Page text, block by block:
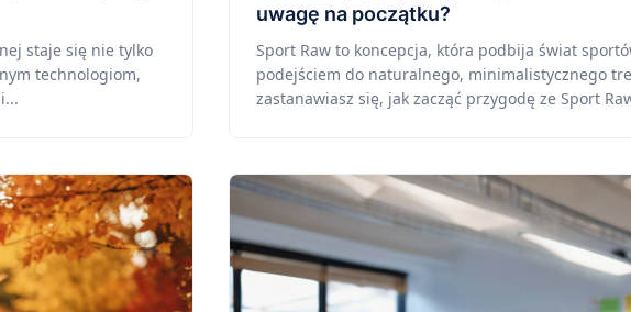
staje się nie tylko
technologiom,
uwagę na początku?
Sport Raw to koncepcja, która podbija świat
podejściem do naturalnego, minimalistycznego
zastanawiasz się, jak zacząć przygodę ze Sport